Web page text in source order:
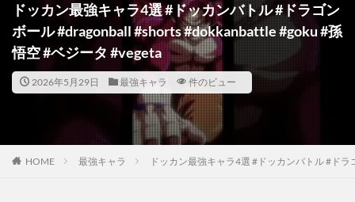
ドッカン最強キャラ4選 #ドッカンバトル #ドラゴン
ボール #dragonball #shorts #dokkanbattle #goku #孫
悟空 #ベジータ #vegeta
2026年5月29日 最強キャラ 件のビュー
HOME 最強キャラ ドッカン最強キャラ4選 #ドッカンバトル #ド